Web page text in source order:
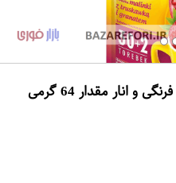
دمنوش میوه ای مدل رزبری توت فرنگی و انار مقدار 64 گرمی